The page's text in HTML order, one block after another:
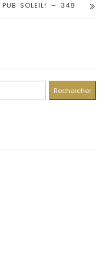
PUB SOLEIL! – 348